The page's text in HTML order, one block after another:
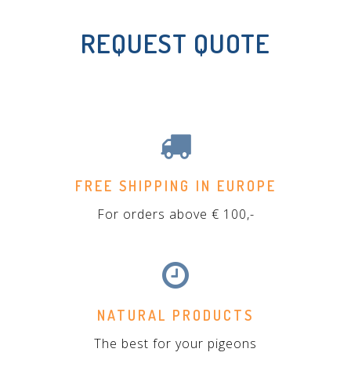
REQUEST QUOTE
FREE SHIPPING IN EUROPE
For orders above € 100,-
NATURAL PRODUCTS
The best for your pigeons